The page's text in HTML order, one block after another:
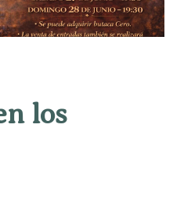
los